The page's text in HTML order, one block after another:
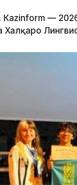
Кazinform —
Халқаро